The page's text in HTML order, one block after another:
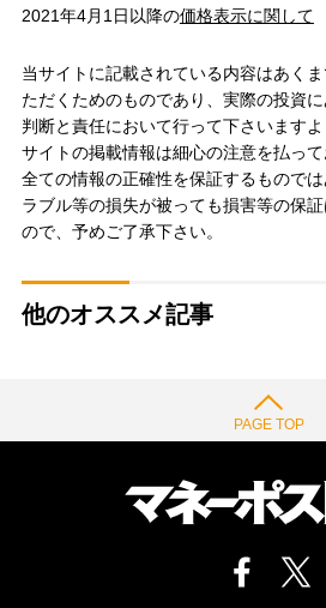
2021年4月1日以降の価格表示に関して
当サイトに記載されている内容はあく
ただくためのものであり、実際の投資
判断と責任において行って下さいます
サイトの掲載情報は細心の注意を払っ
全ての情報の正確性を保証するもので
ラブル等の損失が被っても損害等の保
ので、予めご了承下さい。
他のオススメ記事
PAGE TOP